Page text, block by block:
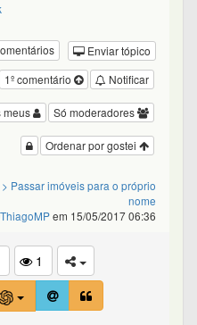
Enviar tópico
Notificar
1º comentário
Só moderadores
meus
Ordenar por gostei
> Passar imóveis para o próprio
nome
ThiagoMPem 15/05/2017 06:36
1